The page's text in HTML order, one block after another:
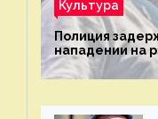
Культура
Полиция
нападении на